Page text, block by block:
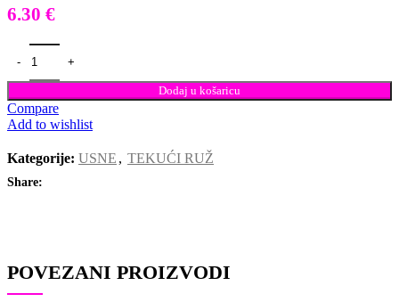
6.30 €
Dodaj u košaricu
Compare
Add to wishlist
Kategorije: USNE , TEKUĆI RUŽ
Share:
POVEZANI PROIZVODI